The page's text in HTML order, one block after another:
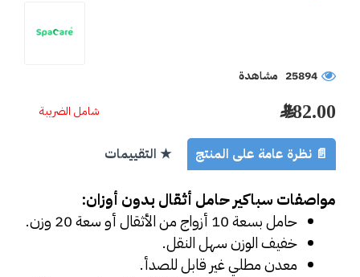
25894 مشاهدة
782.00 ﷼ شامل الضريبة
📄 نظرة عامة على المنتج ★ التقييمات
مواصفات سباكير حامل أثقال بدون أوزان:
حامل بسعة 10 أزواج من الأثقال أو سعة 20 وزن.
خفيف الوزن سهل النقل.
معدن مطلي غير قابل للصدأ.